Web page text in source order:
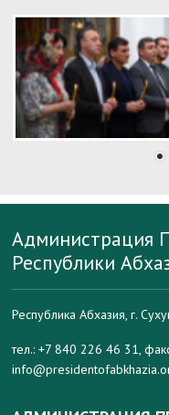
Администрация
Республики
Республика Абхазия, г.
тел.: +7 840 226 46 31,